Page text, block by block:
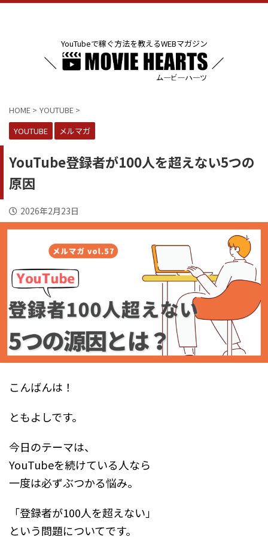
YouTubeで稼ぐ方法を教えるWEBマガジン
HOME > YOUTUBE >
YOUTUBE
メルマガ
YouTube登録者が100人を超えない5つの
原因
2026年2月23日
こんばんは！
ともよしです。
今日のテーマは、
YouTubeを続けている人なら
一度は必ずぶつかる悩み。
「登録者が100人を超えない」
という問題についてです。